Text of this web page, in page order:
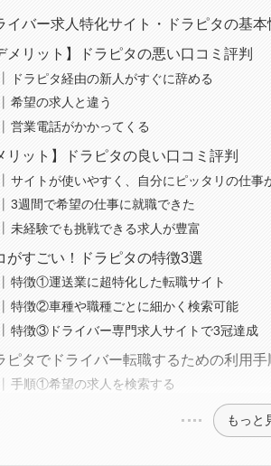
イバー求人特化サイト・ドラピタの基本
メリット】ドラピタの悪い口コミ評判
ドラピタ経由の新人がすぐに辞める
希望の求人と違う
営業電話がかかってくる
リット】ドラピタの良い口コミ評判
サイトが使いやすく、自分にピッタリの仕事
3週間で希望の仕事に就職できた
未経験でも挑戦できる求人が豊富
がすごい！ドラピタの特徴3選
特徴①運送業に超特化した転職サイト
特徴②車種や職種ごとに細かく検索可能
特徴③ドライバー専門求人サイトで3冠達成
ピタでドライバー転職するための利用手
手順①希望の求人を検索する
もっと